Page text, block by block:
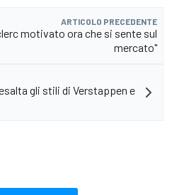
ARTICOLO PRECEDENTE
motivato ora che si sente sul
mercato"
gli stili di Verstappen e